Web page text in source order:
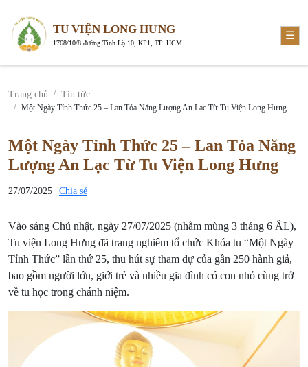
TU VIỆN LONG HƯNG
1768/10/8 đường Tỉnh Lộ 10, KP1, TP. HCM
☰
Trang chủ Tin tức
Một Ngày Tỉnh Thức 25 – Lan Tỏa Năng Lượng An Lạc Từ Tu Viện Long Hưng
Một Ngày Tỉnh Thức 25 – Lan Tỏa Năng
Lượng An Lạc Từ Tu Viện Long Hưng
27/07/2025 Chia sẻ
Vào sáng Chủ nhật, ngày 27/07/2025 (nhằm mùng 3 tháng 6 ÂL),
Tu viện Long Hưng đã trang nghiêm tổ chức Khóa tu “Một Ngày
Tỉnh Thức” lần thứ 25, thu hút sự tham dự của gần 250 hành giả,
bao gồm người lớn, giới trẻ và nhiều gia đình có con nhỏ cùng trở
về tu học trong chánh niệm.